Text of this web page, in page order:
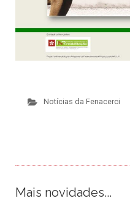
Notícias da Fenacerci
Mais novidades...